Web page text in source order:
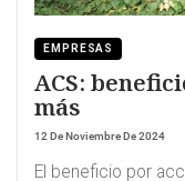
EMPRESAS
ACS:
más
12 De Noviembre De 2024
El beneficio por